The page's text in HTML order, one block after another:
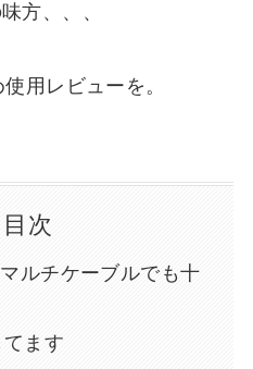
方、、、
用レビューを。
目次
ルチケーブルでも十
ます